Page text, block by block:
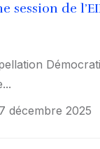
session de
décembre 2025